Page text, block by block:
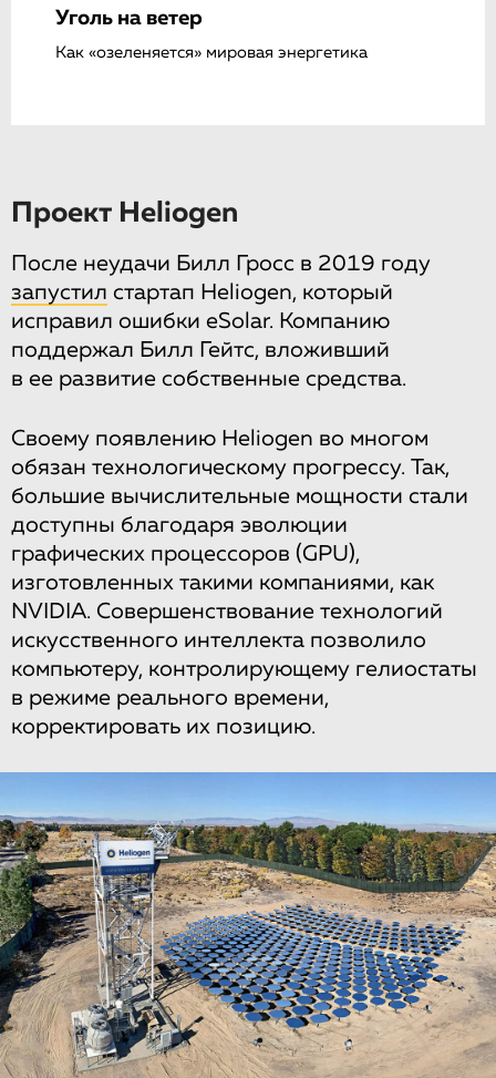
Уголь на ветер
Как «озеленяется» мировая энергетика
Проект Heliogen
После неудачи Билл Гросс в 2019 году
запустил стартап Heliogen, который
исправил ошибки eSolar. Компанию
поддержал Билл Гейтс, вложивший
в ее развитие собственные средства.
Своему появлению Heliogen во многом
обязан технологическому прогрессу. Так,
большие вычислительные мощности стали
доступны благодаря эволюции
графических процессоров (GPU),
изготовленных такими компаниями, как
NVIDIA. Совершенствование технологий
искусственного интеллекта позволило
компьютеру, контролирующему гелиостаты
в режиме реального времени,
корректировать их позицию.